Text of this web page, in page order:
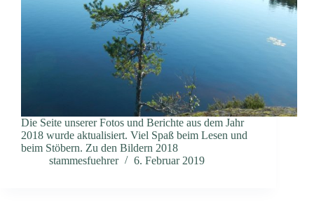
Die Seite unserer Fotos und Berichte aus dem Jahr
2018 wurde aktualisiert. Viel Spaß beim Lesen und
beim Stöbern. Zu den Bildern 2018
stammesfuehrer
6. Februar 2019